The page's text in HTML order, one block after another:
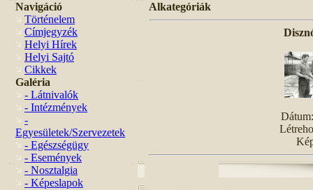
Navigáció
Történelem
Címjegyzék
Helyi Hírek
Helyi Sajtó
Cikkek
Galéria
- Látnivalók
- Intézmények
-
Egyesületek/Szervezetek
- Egészségügy
- Események
- Nosztalgia
- Képeslapok
Alkategóriák